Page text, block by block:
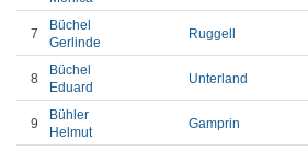
7
Büchel
Gerlinde
Ruggell
8
Büchel
Eduard
Unterland
9
Bühler
Helmut
Gamprin